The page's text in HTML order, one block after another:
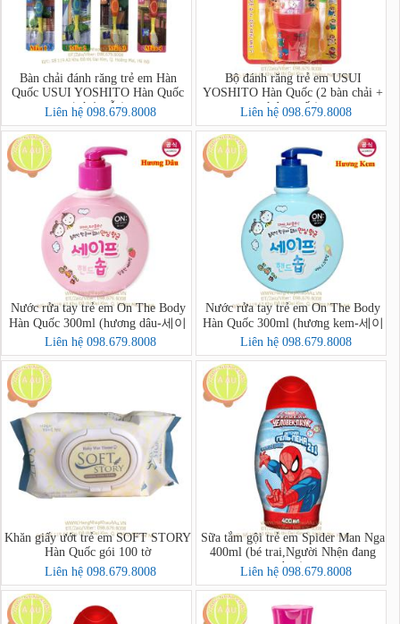
Bàn chải đánh răng trẻ em Hàn
Quốc USUI YOSHITO Hàn Quốc
(có 4 mẫu)
Liên hệ 098.679.8008
Bộ đánh răng trẻ em USUI
YOSHITO Hàn Quốc (2 bàn chải +
kdr + cốc)
Liên hệ 098.679.8008
Nước rửa tay trẻ em On The Body
Hàn Quốc 300ml (hương dâu-세이
프핸드솝)
Liên hệ 098.679.8008
Nước rửa tay trẻ em On The Body
Hàn Quốc 300ml (hương kem-세이
프핸드솝)
Liên hệ 098.679.8008
Khăn giấy ướt trẻ em SOFT STORY
Hàn Quốc gói 100 tờ
Liên hệ 098.679.8008
Sữa tắm gội trẻ em Spider Man Nga
400ml (bé trai,Người Nhện đang
bay)
Liên hệ 098.679.8008